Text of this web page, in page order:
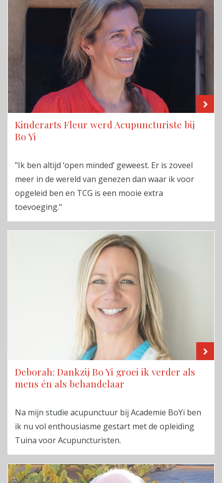
Kinderarts Fleur werd Acupuncturiste bij
Bo Yi
"Ik ben altijd ‘open minded’ geweest. Er is zoveel
meer in de wereld van genezen dan waar ik voor
opgeleid ben en TCG is een mooie extra
toevoeging."
Deborah: Dankzij Bo Yi groei ik verder als
mens én als behandelaar
Na mijn studie acupunctuur bij Academie BoYi ben
ik nu vol enthousiasme gestart met de opleiding
Tuina voor Acupuncturisten.